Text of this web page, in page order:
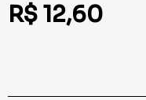
R$ 12,60